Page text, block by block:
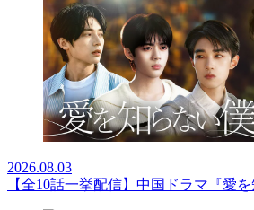
2026.08.03
【全10話一挙配信】中国ドラマ『愛